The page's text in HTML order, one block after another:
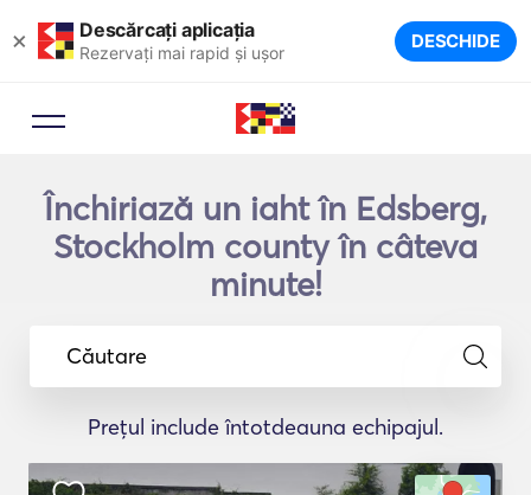
× Descărcați aplicația
Rezervați mai rapid și ușor DESCHIDE
Închiriază un iaht în Edsberg,
Stockholm county în câteva
minute!
Căutare
Prețul include întotdeauna echipajul.